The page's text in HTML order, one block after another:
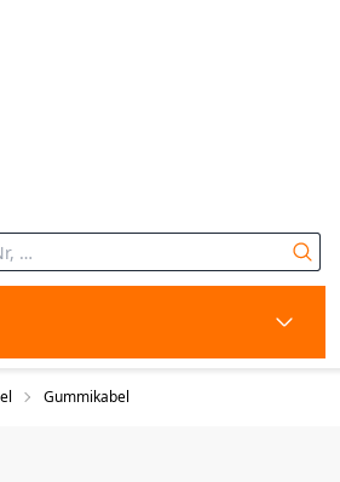
Gummikabel